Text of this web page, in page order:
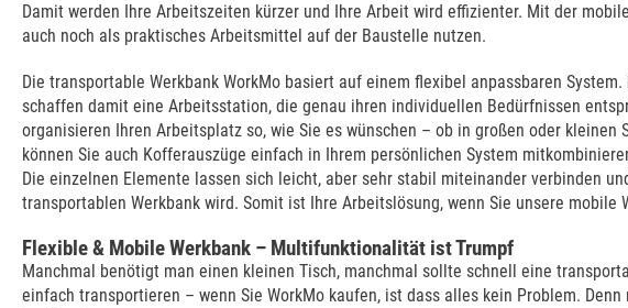
Damit werden Ihre Arbeitszeiten kürzer und Ihre Arbeit wird effizienter. Mit der
auch noch als praktisches Arbeitsmittel auf der Baustelle nutzen.
Die transportable Werkbank WorkMo basiert auf einem flexibel anpassbaren System.
schaffen damit eine Arbeitsstation, die genau ihren individuellen Bedürfnissen
organisieren Ihren Arbeitsplatz so, wie Sie es wünschen – ob in großen oder
können Sie auch Kofferauszüge einfach in Ihrem persönlichen System
Die einzelnen Elemente lassen sich leicht, aber sehr stabil miteinander verbinden
transportablen Werkbank wird. Somit ist Ihre Arbeitslösung, wenn Sie unsere
Flexible & Mobile Werkbank – Multifunktionalität ist Trumpf
Manchmal benötigt man einen kleinen Tisch, manchmal sollte schnell eine
einfach transportieren – wenn Sie WorkMo kaufen, ist dass alles kein Problem. Denn